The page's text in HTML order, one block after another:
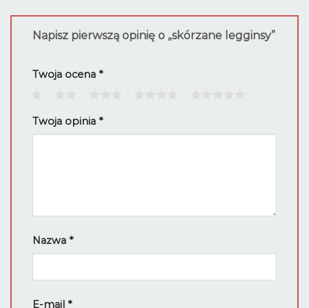
Napisz pierwszą opinię o „skórzane legginsy”
Twoja ocena *
Twoja opinia *
Nazwa *
E-mail *